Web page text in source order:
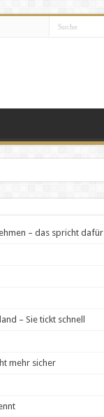
– das spricht dafür
– Sie tickt schnell
mehr sicher